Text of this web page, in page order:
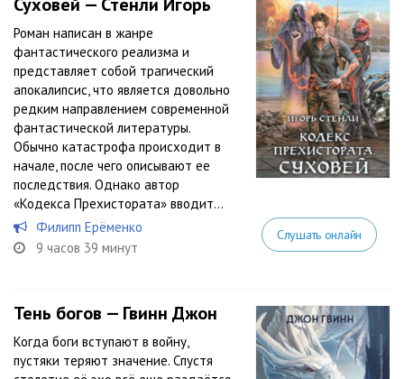
Роман написан в жанре
фантастического реализма и
представляет собой трагический
апокалипсис, что является довольно
редким направлением современной
фантастической литературы.
Обычно катастрофа происходит в
начале, после чего описывают ее
последствия. Однако автор
«Кодекса Прехистората» вводит...
Филипп Ерёменко
9 часов 39 минут
Слушать онлайн
Тень богов — Гвинн Джон
Когда боги вступают в войну,
пустяки теряют значение. Спустя